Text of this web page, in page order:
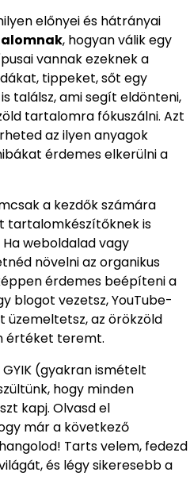
előnyei és hátrányai
, hogyan válik egy
vannak ezeknek a
tippeket, sőt egy
találsz, ami segít eldönteni,
tartalomra fókuszálni. Azt
az ilyen anyagok
érdemes elkerülni a
a kezdők számára
tartalomkészítőknek is
weboldalad vagy
növelni az organikus
érdemes beépíteni a
blogot vezetsz, YouTube-
az örökzöld
értéket teremt.
(gyakran ismételt
hogy minden
kapj. Olvasd el
már a következő
Tarts velem, fedezd
és légy sikeresebb a